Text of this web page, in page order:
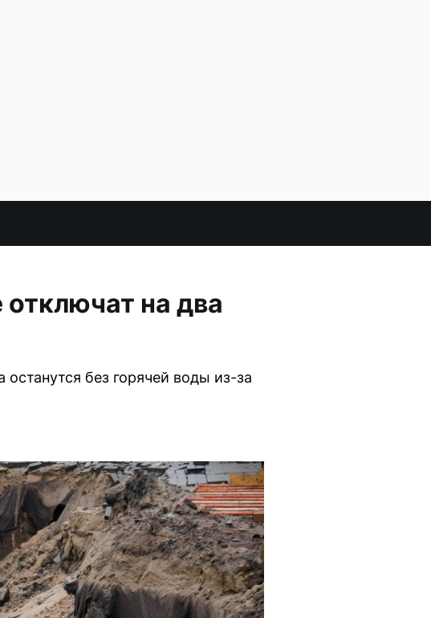
на два
без горячей воды из-за